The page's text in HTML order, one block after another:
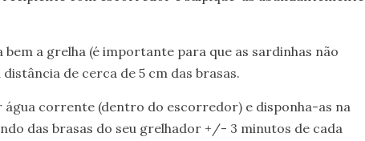
a grelha (é importante para que as sardinhas não
de cerca de 5 cm das brasas.
água corrente (dentro do escorredor) e disponha-as na
das brasas do seu grelhador +/- 3 minutos de cada